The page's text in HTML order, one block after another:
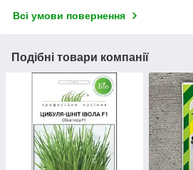
Всі умови повернення
Подібні товари компанії